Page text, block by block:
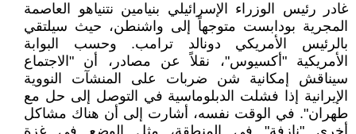
غادر رئيس الوزراء الإسرائيلي بنيامين نتنياهو العاصمة
المجرية بودابست متوجهاً إلى واشنطن، حيث سيلتقي
بالرئيس الأمريكي دونالد ترامب. وحسب البوابة
الأمريكية "أكسيوس"، نقلاً عن مصادر، أن "الاجتماع
سيناقش إمكانية شن ضربات على المنشآت النووية
الإيرانية إذا فشلت الدبلوماسية في التوصل إلى حل مع
طهران". في الوقت نفسه، أشارت إلى أن هناك مشاكل